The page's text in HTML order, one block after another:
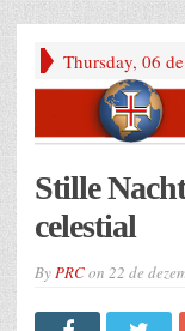
Thursday, 06
Stille
celestial
ByPRCon 22 de